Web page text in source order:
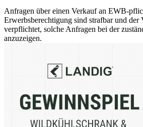
Anfragen über einen Verkauf an EWB-
Erwerbsberechtigung sind strafbar und der
verpflichtet, solche Anfragen bei der
anzuzeigen.